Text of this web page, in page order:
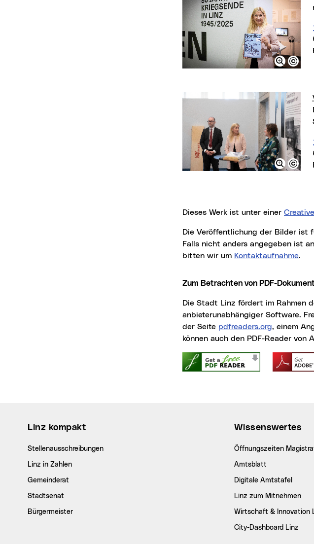
Dieses Werk ist unter einer
Die Veröffentlichung der Bilder ist für Medien honorarfrei, jedoch nur mit Fotonachweis.
Falls nicht anders angegeben ist
bitten wir um Kontaktaufnahme.
Zum Betrachten von PDF-
Die Stadt Linz fördert im Rahmen
anbieterunabhängiger Software.
der Seite pdfreaders.org(neues
, einem
können auch den PDF-Reader von
Linz kompakt
Stellenausschreibungen
Linz in Zahlen
Gemeinderat
Stadtsenat
Bürgermeister
Wissenswertes
Öffnungszeiten
Amtsblatt
Digitale Amtstafel
Linz zum Mitnehmen
Wirtschaft & Innovation
City-Dashboard Linz